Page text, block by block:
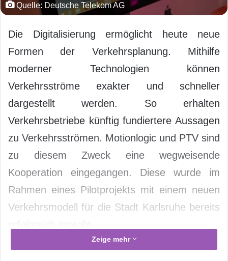
Quelle: Deutsche Telekom AG
Die Digitalisierung ermöglicht heute neue
Formen der Verkehrsplanung. Mithilfe
moderner Technologien können
Verkehrsströme exakter und schneller
dargestellt werden. So erhalten
Verkehrsbetriebe künftig fundiertere Aussagen
zu Verkehrsströmen. Motionlogic und PTV sind
zu diesem Zweck eine wegweisende
Kooperation eingegangen. Diese wurde im
Rahmen eines Pilotprojekts mit einem neuen
Verkehrsmodell für die Stadt Karlsruhe bereits
Zeige mehr